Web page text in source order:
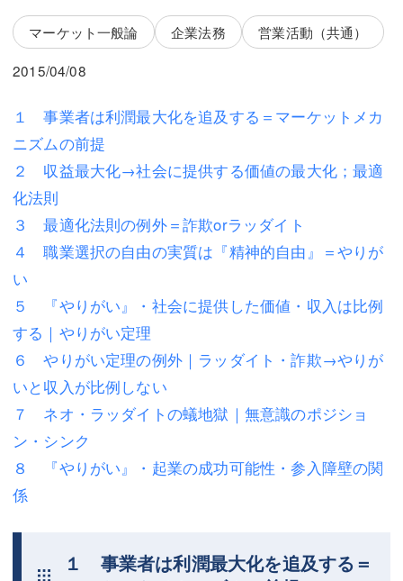
吉元 優仁
小川 祐
不動産
相続・遺言
離婚（夫婦間トラブル）
企業法務
労働問題（解雇，残業等）
刑事弁護
交通事故
不動産登記
商業登記
マスコミ取材・実績
吉元 優仁
弁護士費用
相続・遺言
離婚（夫婦間トラブル）
企業法務
労働問題（解雇，残業等）
刑事弁護
交通事故
不動産登記
商業登記
調査・書面作成
マスコミ取材・実績
アクセス
マーケット一般論 企業法務
営業活動（共通）
2015/04/08
１ 事業者は利潤最大化を追及する＝マーケットメカ
ニズムの前提
２ 収益最大化→社会に提供する価値の最大化；最適
化法則
３ 最適化法則の例外＝詐欺orラッダイト
４ 職業選択の自由の実質は『精神的自由』＝やりが
い
５ 『やりがい』・社会に提供した価値・収入は比例
する｜やりがい定理
６ やりがい定理の例外｜ラッダイト・詐欺→やりが
いと収入が比例しない
７ ネオ・ラッダイトの蟻地獄｜無意識のポジショ
ン・シンク
８ 『やりがい』・起業の成功可能性・参入障壁の関
係
１ 事業者は利潤最大化を追及する＝